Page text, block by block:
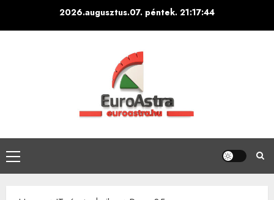
2026.augusztus.07. péntek. 21:17:46
Primary
Menu